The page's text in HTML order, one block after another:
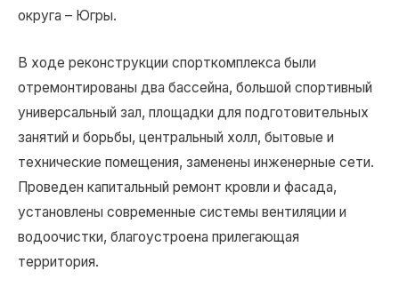
округа – Югры.
В ходе реконструкции спорткомплекса были
отремонтированы два бассейна, большой спортивный
универсальный зал, площадки для подготовительных
занятий и борьбы, центральный холл, бытовые и
технические помещения, заменены инженерные сети.
Проведен капитальный ремонт кровли и фасада,
установлены современные системы вентиляции и
водоочистки, благоустроена прилегающая
территория.